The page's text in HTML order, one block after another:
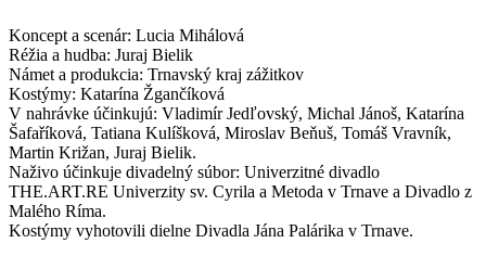
Koncept a scenár: Lucia Mihálová
Réžia a hudba: Juraj Bielik
Námet a produkcia: Trnavský kraj zážitkov
Kostýmy: Katarína Žgančíková
V nahrávke účinkujú: Vladimír Jedľovský, Michal Jánoš, Katarína
Šafaříková, Tatiana Kulíšková, Miroslav Beňuš, Tomáš Vravník,
Martin Križan, Juraj Bielik.
Naživo účinkuje divadelný súbor: Univerzitné divadlo
THE.ART.RE Univerzity sv. Cyrila a Metoda v Trnave a Divadlo z
Malého Ríma.
Kostýmy vyhotovili dielne Divadla Jána Palárika v Trnave.